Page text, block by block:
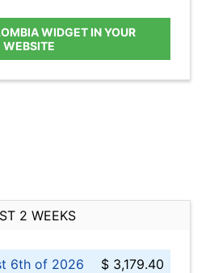
WIDGET IN YOUR
WEBSITE
2 WEEKS
6th of 2026
$ 3,179.40